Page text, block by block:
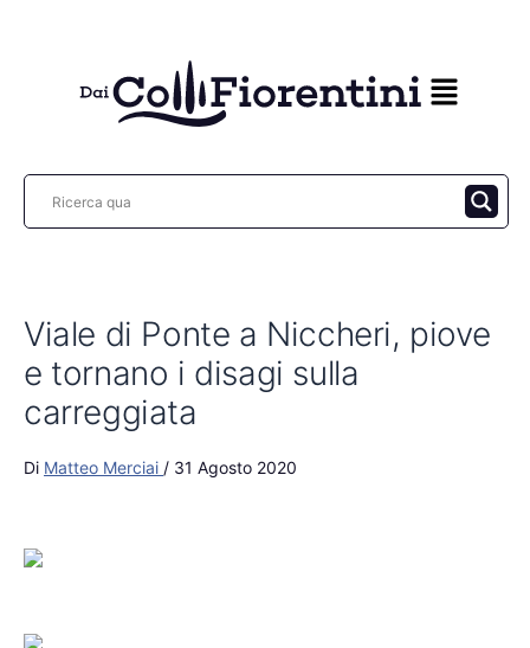
Viale di Ponte a Niccheri, piove
e tornano i disagi sulla
carreggiata
Di Matteo Merciai / 31 Agosto 2020